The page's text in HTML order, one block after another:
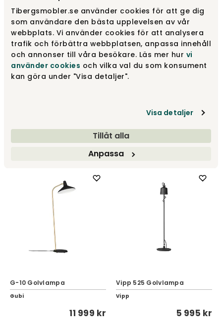
Tibergsmobler.se använder cookies för att ge dig
som användare den bästa upplevelsen av vår
webbplats. Vi använder cookies för att analysera
trafik och förbättra webbplatsen, anpassa innehåll
och annonser till våra besökare. Läs mer hur vi
använder cookies och vilka val du som konsument
kan göra under "Visa detaljer".
Visa detaljer
Tillåt alla
Anpassa
8 875 kr
Aria Golvlampa | Svart
9 655 kr
G-10 Golvlampa
Gubi
11 999 kr
Vipp 525 Golvlampa
Vipp
5 995 kr